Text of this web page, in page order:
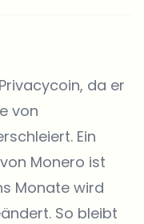
da er
von
Ein
Monero ist
Monate wird
So bleibt